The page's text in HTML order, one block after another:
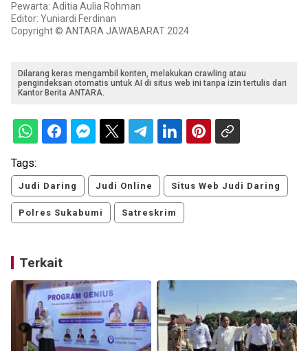
Pewarta: Aditia Aulia Rohman
Editor: Yuniardi Ferdinan
Copyright © ANTARA JAWABARAT 2024
Dilarang keras mengambil konten, melakukan crawling atau
pengindeksan otomatis untuk AI di situs web ini tanpa izin tertulis dari
Kantor Berita ANTARA.
Tags:
Judi Daring Judi Online Situs Web Judi Daring
Polres Sukabumi Satreskrim
Terkait